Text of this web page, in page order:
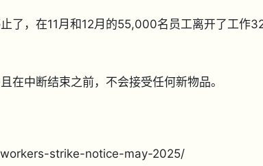
了，在11月和12月的55,000名员工离开了工作
在中断结束之前，不会接受任何新物品。
strike-notice-may-2025/